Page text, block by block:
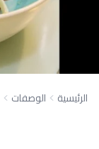
الرئيسية الوصفات